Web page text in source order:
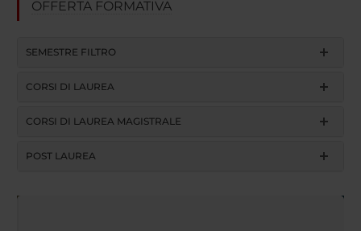
OFFERTA FORMATIVA
SEMESTRE FILTRO
CORSI DI LAUREA
CORSI DI LAUREA MAGISTRALE
POST LAUREA